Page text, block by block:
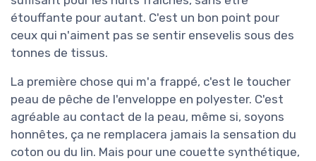
étouffante pour autant. C'est un bon point pour
ceux qui n'aiment pas se sentir ensevelis sous des
tonnes de tissus.
La première chose qui m'a frappé, c'est le toucher
peau de pêche de l'enveloppe en polyester. C'est
agréable au contact de la peau, même si, soyons
honnêtes, ça ne remplacera jamais la sensation du
coton ou du lin. Mais pour une couette synthétique,